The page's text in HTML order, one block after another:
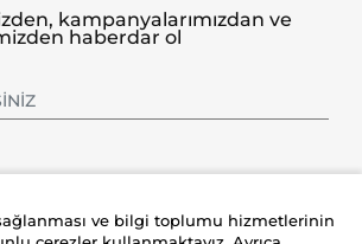
kampanyalarımızdan ve
haberdar ol
ve bilgi toplumu hizmetlerinin